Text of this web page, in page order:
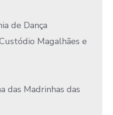
de Dança
Magalhães e
das Madrinhas das